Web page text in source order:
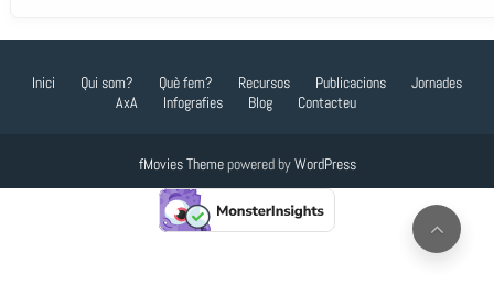
Inici Qui som? Què fem? Recursos Publicacions
Jornades
AxA
Infografies Blog Contacteu
fMovies Themepowered byWordPress